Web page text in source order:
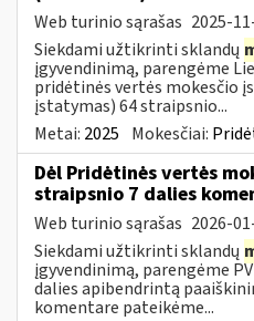
Web turinio sąrašas 2025-
Siekdami užtikrinti sklandų
įgyvendinimą, parengėme
pridėtinės vertės mokesčio
įstatymas) 64 straipsnio...
Metai: 2025 Mokesčiai:
Dėl Pridėtinės vertės
straipsnio 7 dalies
Web turinio sąrašas 2026-
Siekdami užtikrinti sklandų
įgyvendinimą, parengėme
dalies apibendrintą
komentare pateikėme...